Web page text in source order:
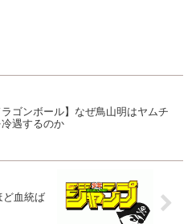
ラゴンボール】なぜ鳥山明はヤムチ
冷遇するのか
ど血統ば